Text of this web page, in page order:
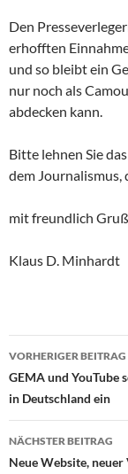
Den
erhofften
und so bleibt ein
nur noch als
abdecken kann.
Bitte lehnen Sie
dem Journalismus,
mit freundlich Gruß
Klaus D. Minhardt
VORHERIGER BEITRAG
GEMA und YouTube
in Deutschland ein
NÄCHSTER BEITRAG
Neue Website, neuer